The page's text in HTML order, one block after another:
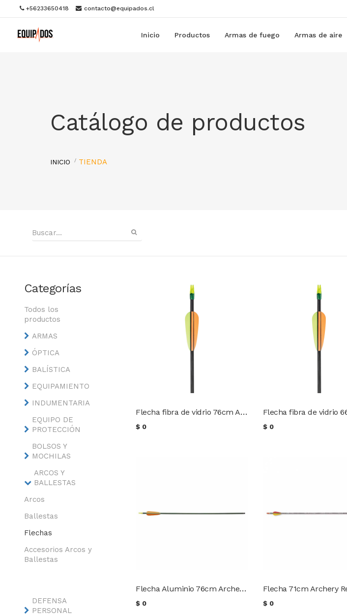
+56233650418 contacto@equipados.cl
Inicio Productos Armas de fuego Armas de aire
Catálogo de productos
INICIO TIENDA
Categorías
Todos los
productos
ARMAS
ÓPTICA
BALÍSTICA
EQUIPAMIENTO
INDUMENTARIA
EQUIPO DE
PROTECCIÓN
BOLSOS Y
MOCHILAS
ARCOS Y
BALLESTAS
Arcos
Ballestas
Flechas
Accesorios Arcos y
Ballestas
DEFENSA
PERSONAL
Flecha fibra de vidrio 76cm Archery Research
$ 0 $ 0
Flecha Aluminio 76cm Archery Research
$ 0
Flecha 71cm Archery
$ 0